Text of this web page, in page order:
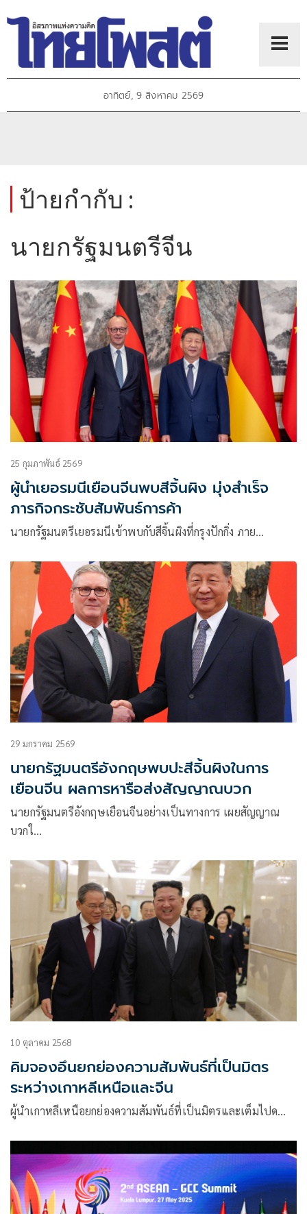
อาทิตย์, 9 สิงหาคม 2569
ป้ายกำกับ :
นายกรัฐมนตรีจีน
25 กุมภาพันธ์ 2569
ผู้นำเยอรมนีเยือนจีนพบสีจิ้นผิง มุ่งสำเร็จ
ภารกิจกระชับสัมพันธ์การค้า
นายกรัฐมนตรีเยอรมนีเข้าพบกับสีจิ้นผิงที่กรุงปักกิ่ง ภาย…
29 มกราคม 2569
นายกรัฐมนตรีอังกฤษพบปะสีจิ้นผิงในการ
เยือนจีน ผลการหารือส่งสัญญาณบวก
นายกรัฐมนตรีอังกฤษเยือนจีนอย่างเป็นทางการ เผยสัญญาณ
บวกใ…
10 ตุลาคม 2568
คิมจองอึนยกย่องความสัมพันธ์ที่เป็นมิตร
ระหว่างเกาหลีเหนือและจีน
ผู้นำเกาหลีเหนือยกย่องความสัมพันธ์ที่เป็นมิตรและเต็มไปด…